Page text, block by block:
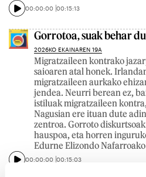
00:00:00 00:15:13
Gorrotoa, suak behar
2026KO EKAINAREN 19A
Migratzaileen kontrako
saioaren atal honek.
migratzaileen aurkako
jendea. Neurri berean ez,
istiluak migratzaileen
Nagusian ere ituan dute
zentroa. Gorroto
hauspoa, eta horren
Edurne Elizondo
00:00:00 00:15:03